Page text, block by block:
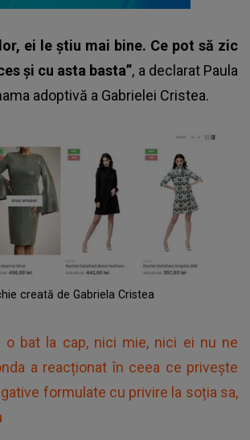
ei le știu mai bine. Ce pot să zic
și cu asta basta”, a declarat Paula
adoptivă a Gabrielei Cristea.
creată de Gabriela Cristea
o bat la cap, nici mie, nici ei nu ne
a reacționat în ceea ce privește
formulate cu privire la soția sa,